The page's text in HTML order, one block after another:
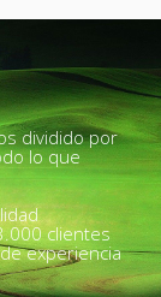
dividido por
lo que
clientes
experiencia